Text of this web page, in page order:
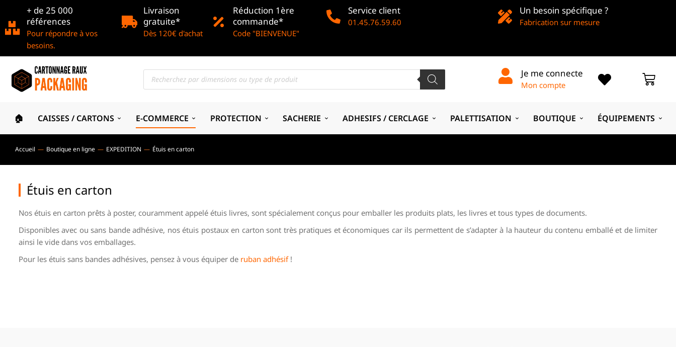
+ de 25 000
références
Pour répondre à vos
besoins.
Livraison
gratuite*
Dès 120€ d'achat
Réduction 1ère
commande*
Code "BIENVENUE"
Service client
01.45.76.59.60
Un besoin spécifique ?
Fabrication sur mesure
Je me connecte
Mon compte
🏠 CAISSES / CARTONS E-COMMERCE PROTECTION SACHERIE ADHESIFS / CERCLAGE PALETTISATION BOUTIQUE ÉQUIPEMENTS
Vous êtes ici :
Accueil Boutique en ligne EXPEDITION Étuis en carton
Étuis en carton
Nos étuis en carton prêts à poster, couramment appelé étuis livres, sont spécialement conçus pour emballer les produits plats, les livres et tous types de documents.
Disponibles avec ou sans bande adhésive, nos étuis postaux en carton sont très pratiques et économiques car ils permettent de s’adapter à la hauteur du contenu emballé et de limiter
ainsi le vide dans vos emballages.
Pour les étuis sans bandes adhésives, pensez à vous équiper de ruban adhésif!